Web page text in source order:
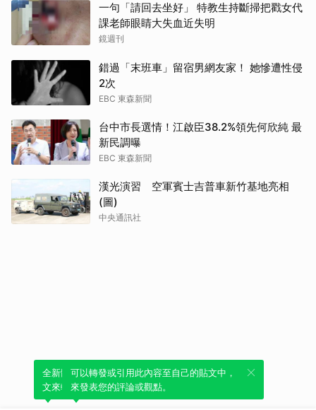
一句「請回去坐好」 特教生持斷掃把戳女代
課老師眼睛大失血近失明
鏡週刊
錯過「末班車」留宿男網友家！ 她慘遭性侵
2次
EBC 東森新聞
台中市長選情！江啟臣38.2%領先何欣純 最
新民調曝
EBC 東森新聞
漢光演習 空軍賓士吉普車新竹基地亮相
(圖)
中央通訊社
全新體驗！一鍵引用此內容，透過發布貼
文來輕鬆表達個人立場。
可以轉發或引用此內容至自己的貼文中，
來發表您的評論或觀點。